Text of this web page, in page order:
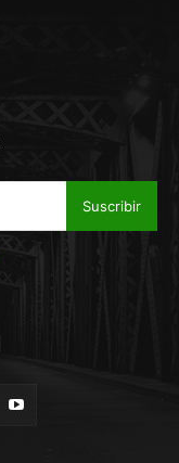
Suscribir